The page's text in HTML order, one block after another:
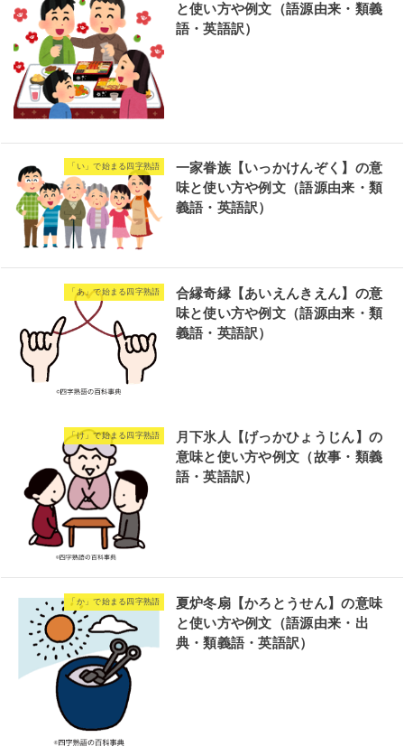
と使い方や例文（語源由来・類義
語・英語訳）
「い」で始まる四字熟語
一家眷族【いっかけんぞく】の意
味と使い方や例文（語源由来・類
義語・英語訳）
「あ」で始まる四字熟語
合縁奇縁【あいえんきえん】の意
味と使い方や例文（語源由来・類
義語・英語訳）
「け」で始まる四字熟語
月下氷人【げっかひょうじん】の
意味と使い方や例文（故事・類義
語・英語訳）
「か」で始まる四字熟語
夏炉冬扇【かろとうせん】の意味
と使い方や例文（語源由来・出
典・類義語・英語訳）